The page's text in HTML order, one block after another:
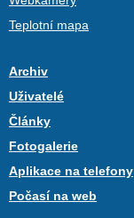
Teplotní mapa
Archiv
Uživatelé
Články
Fotogalerie
Aplikace na telefony
Počasí na web